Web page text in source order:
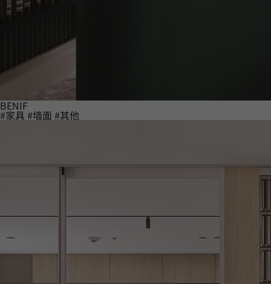
BENIF
#家具 #墙面 #其他